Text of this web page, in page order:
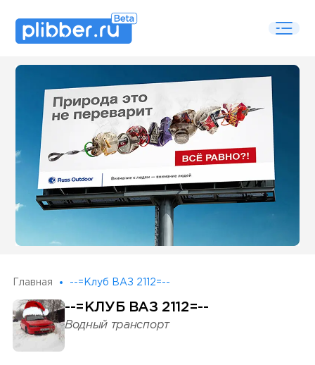
Some SEO Title
Главная --=Клуб ВАЗ 2112=--
--=КЛУБ ВАЗ 2112=--
Водный транспорт